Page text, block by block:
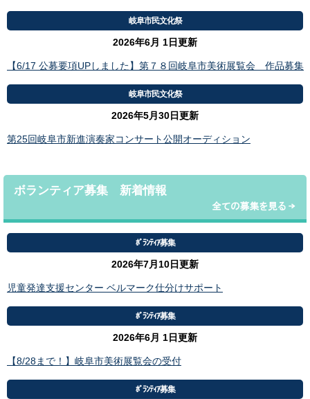
岐阜市民文化祭
2026年6月 1日更新
【6/17 公募要項UPしました】第７８回岐阜市美術展覧会 作品募集
岐阜市民文化祭
2026年5月30日更新
第25回岐阜市新進演奏家コンサート公開オーディション
ボランティア募集 新着情報
ﾎﾞﾗﾝﾃｨｱ募集
2026年7月10日更新
児童発達支援センター ベルマーク仕分けサポート
ﾎﾞﾗﾝﾃｨｱ募集
2026年6月 1日更新
【8/28まで！】岐阜市美術展覧会の受付
ﾎﾞﾗﾝﾃｨｱ募集